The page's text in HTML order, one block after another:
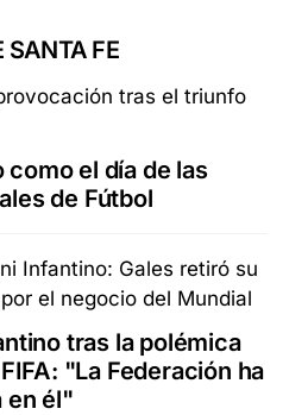
SANTA FE
como el día de las
de Fútbol
tras la polémica
"La Federación ha
en él"